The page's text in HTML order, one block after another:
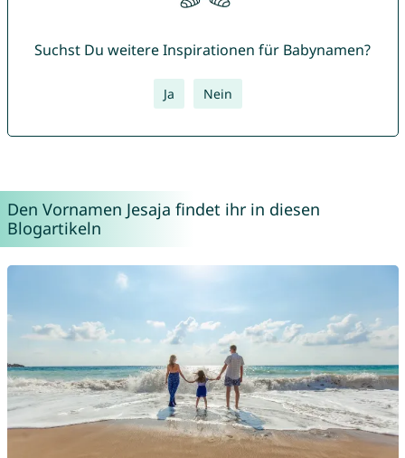
Suchst Du weitere Inspirationen für Babynamen?
Ja Nein
Den Vornamen Jesaja findet ihr in diesen
Blogartikeln